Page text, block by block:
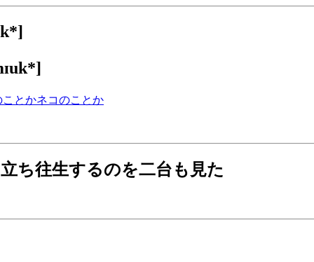
とかネコのことか
ち往生するのを二台も見た